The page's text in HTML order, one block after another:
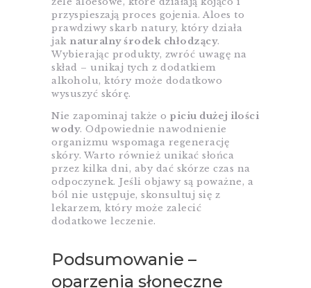
przyspieszają proces gojenia. Aloes to
prawdziwy skarb natury, który działa
jak naturalny środek chłodzący.
Wybierając produkty, zwróć uwagę na
skład – unikaj tych z dodatkiem
alkoholu, który może dodatkowo
wysuszyć skórę.
Nie zapominaj także o piciu dużej ilości
wody. Odpowiednie nawodnienie
organizmu wspomaga regenerację
skóry. Warto również unikać słońca
przez kilka dni, aby dać skórze czas na
odpoczynek. Jeśli objawy są poważne, a
ból nie ustępuje, skonsultuj się z
lekarzem, który może zalecić
dodatkowe leczenie.
Podsumowanie –
oparzenia słoneczne